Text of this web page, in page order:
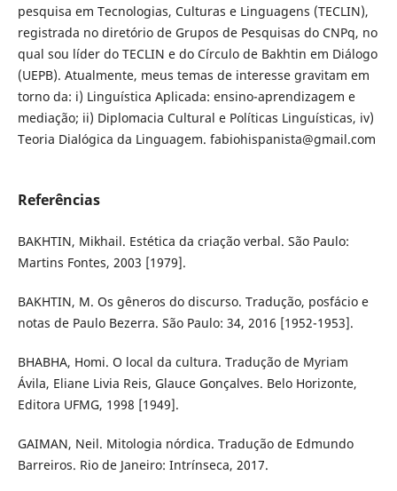
pesquisa em Tecnologias, Culturas e Linguagens (TECLIN),
registrada no diretório de Grupos de Pesquisas do CNPq, no
qual sou líder do TECLIN e do Círculo de Bakhtin em Diálogo
(UEPB). Atualmente, meus temas de interesse gravitam em
torno da: i) Linguística Aplicada: ensino-aprendizagem e
mediação; ii) Diplomacia Cultural e Políticas Linguísticas, iv)
Teoria Dialógica da Linguagem. fabiohispanista@gmail.com
Referências
BAKHTIN, Mikhail. Estética da criação verbal. São Paulo:
Martins Fontes, 2003 [1979].
BAKHTIN, M. Os gêneros do discurso. Tradução, posfácio e
notas de Paulo Bezerra. São Paulo: 34, 2016 [1952-1953].
BHABHA, Homi. O local da cultura. Tradução de Myriam
Ávila, Eliane Livia Reis, Glauce Gonçalves. Belo Horizonte,
Editora UFMG, 1998 [1949].
GAIMAN, Neil. Mitologia nórdica. Tradução de Edmundo
Barreiros. Rio de Janeiro: Intrínseca, 2017.